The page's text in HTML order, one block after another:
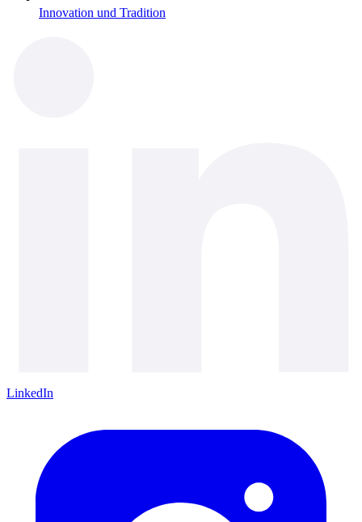
Innovation und Tradition
LinkedIn